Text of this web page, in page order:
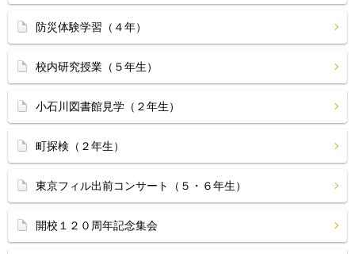
防災体験学習（４年）
校内研究授業（５年生）
小石川図書館見学（２年生）
町探検（２年生）
東京フィル出前コンサート（５・６年生）
開校１２０周年記念集会